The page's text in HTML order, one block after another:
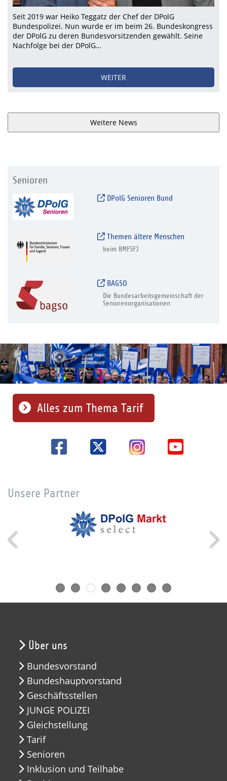
Seit 2019 war Heiko Teggatz der Chef der DPolG
Bundespolizei. Nun wurde er im beim 26. Bundeskongress
der DPolG zu deren Bundesvorsitzenden gewählt. Seine
Nachfolge bei der DPolG…
WEITER
Weitere News
Senioren
DPolG Senioren Bund
Themen ältere Menschen
beim BMFSFJ
BAGSO
Die Bundesarbeitsgemeinschaft der
Seniorenorganisationen
Alles zum Thema Tarif
Unsere Partner
Über uns
Bundesvorstand
Bundeshauptvorstand
Geschäftsstellen
JUNGE POLIZEI
Gleichstellung
Tarif
Senioren
Inklusion und Teilhabe